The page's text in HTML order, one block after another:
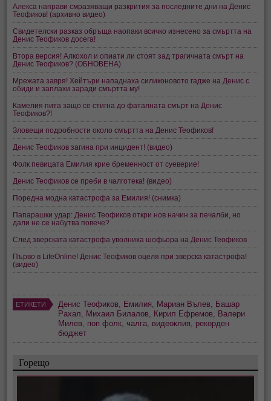
Алекса направи смразяващи разкрития за последните дни на Денис
Теофиков! (архивно видео)
Свидетелски разказ обръща наопаки всичко изнесено за смъртта на
Денис Теофиков досега!
Втора версия! Алкохол и опиати ли стоят зад трагичната смърт на
Денис Теофиков? (ОБНОВЕНА)
Мрежата завря! Хейтъри нападнаха силиконовото гадже на Денис с
обиди и заплахи заради смъртта му!
Камелия пита защо се стигна до фаталната смърт на Денис
Теофиков?!
Зловещи подробности около смъртта на Денис Теофиков!
Денис Теофиков загина при инцидент! (видео)
Фолк певицата Емилия крие бременност от суеверие!
Денис Теофиков се преби в чалготека! (видео)
Поредна модна катастрофа за Емилия! (снимка)
Папарашки удар: Денис Теофиков откри нов начин за печалби, но
дали не се набутва повече?
След зверската катастрофа уволниха шофьора на Денис Теофиков
Първо в LifeOnline! Денис Теофиков оцеля при зверска катастрофа!
(видео)
ЕТИКЕТИ Денис Теофиков, Емилия, Мариан Вълев, Башар
Рахал, Михаил Билалов, Кирил Ефремов, Валери
Милев, поп фолк, чалга, видеоклип, рекорден
бюджет
Горещо